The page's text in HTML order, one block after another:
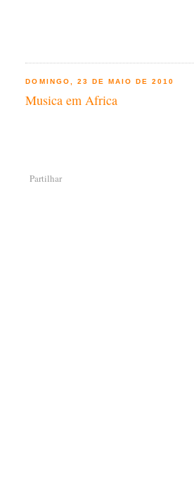
DOMINGO, 23 DE MAIO DE 2010
Musica em Africa
Partilhar